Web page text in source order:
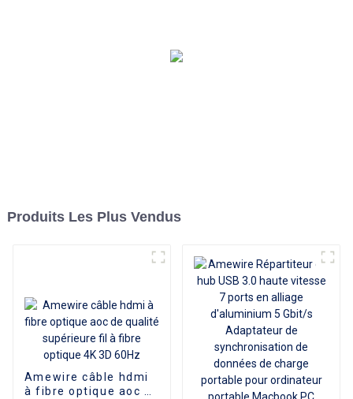
Produits Les Plus Vendus
Amewire câble hdmi
à fibre optique aoc de